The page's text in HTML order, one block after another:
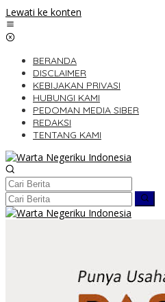
Lewati ke konten
BERANDA
DISCLAIMER
KEBIJAKAN PRIVASI
HUBUNGI KAMI
PEDOMAN MEDIA SIBER
REDAKSI
TENTANG KAMI